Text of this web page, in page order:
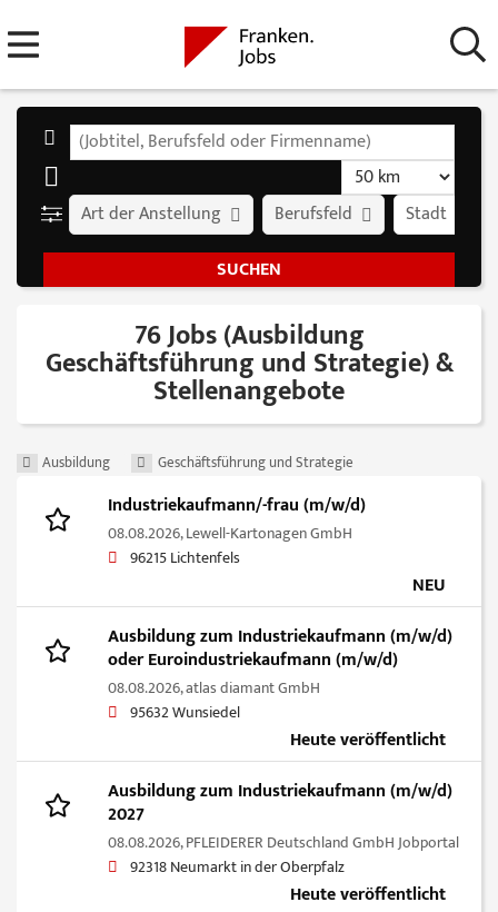
Stadt
Art der Anstellung Berufsfeld
76 Jobs (Ausbildung
Geschäftsführung und Strategie) &
Stellenangebote
Ausbildung Geschäftsführung und Strategie
Industriekaufmann/-frau (m/w/d)
08.08.2026,Lewell-Kartonagen GmbH
96215 Lichtenfels
NEU
Ausbildung zum Industriekaufmann (m/w/d)
oder Euroindustriekaufmann (m/w/d)
08.08.2026,atlas diamant GmbH
95632 Wunsiedel
Heute veröffentlicht
Ausbildung zum Industriekaufmann (m/w/d)
2027
08.08.2026,PFLEIDERER Deutschland GmbH Jobportal
92318 Neumarkt in der Oberpfalz
Heute veröffentlicht